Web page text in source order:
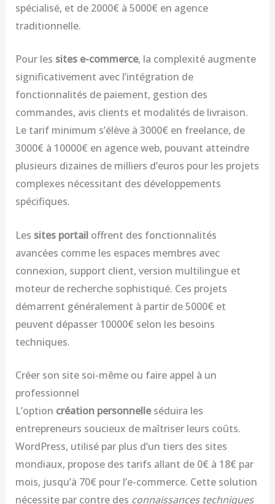
spécialisé, et de 2000€ à 5000€ en agence
traditionnelle.
Pour les sites e-commerce, la complexité augmente
significativement avec l’intégration de
fonctionnalités de paiement, gestion des
commandes, avis clients et modalités de livraison.
Le tarif minimum s’élève à 3000€ en freelance, de
3000€ à 10000€ en agence web, pouvant atteindre
plusieurs dizaines de milliers d’euros pour les projets
complexes nécessitant des développements
spécifiques.
Les sites portailoffrent des fonctionnalités
avancées comme les espaces membres avec
connexion, support client, version multilingue et
moteur de recherche sophistiqué. Ces projets
démarrent généralement à partir de 5000€ et
peuvent dépasser 10000€ selon les besoins
techniques.
Créer son site soi-même ou faire appel à un
professionnel
L’option création personnelleséduira les
entrepreneurs soucieux de maîtriser leurs coûts.
WordPress, utilisé par plus d’un tiers des sites
mondiaux, propose des tarifs allant de 0€ à 18€ par
mois, jusqu’à 70€ pour l’e-commerce. Cette solution
nécessite par contre des connaissances techniques